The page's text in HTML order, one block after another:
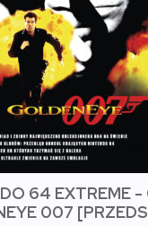
64 EXTREME
007